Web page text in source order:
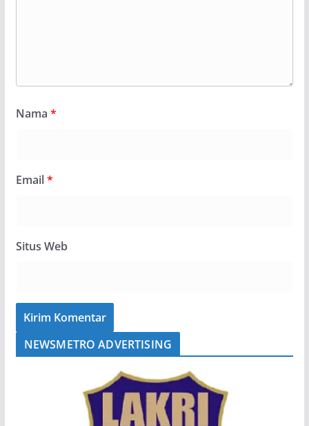
Nama *
Email*
Situs Web
NEWSMETRO ADVERTISING